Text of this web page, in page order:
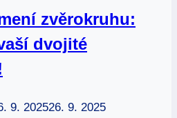
zvěrokruhu:
dvojité
9. 202526. 9. 2025